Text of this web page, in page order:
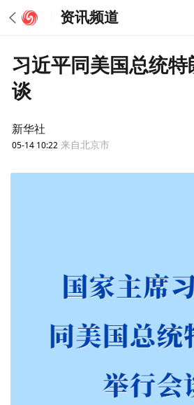
资讯频道
习近平同美国总统
谈
新华社
05-14 10:22 来自北京市